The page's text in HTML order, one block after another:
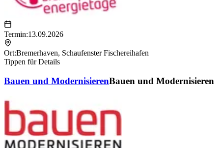
Termin:13.09.2026
Ort:Bremerhaven, Schaufenster Fischereihafen
Tippen für Details
Bauen und ModernisierenBauen und Modernisieren